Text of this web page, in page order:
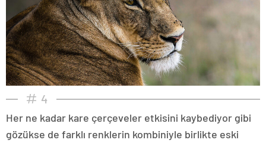
4
Her ne kadar kare çerçeveler etkisini kaybediyor gibi
gözükse de farklı renklerin kombiniyle birlikte eski